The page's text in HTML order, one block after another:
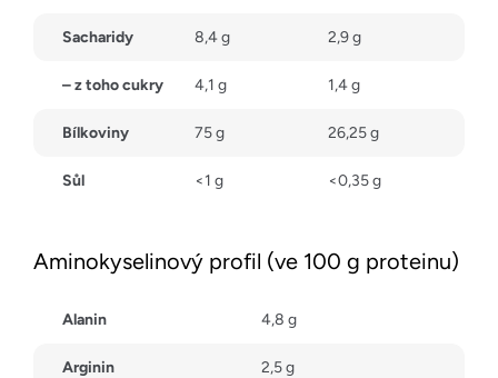
Sacharidy 8,4 g 2,9 g
– z toho cukry 4,1 g 1,4 g
Bílkoviny 75 g 26,25 g
Sůl <1 g <0,35 g
Aminokyselinový profil (ve 100 g proteinu)
Alanin 4,8 g
Arginin 2,5 g